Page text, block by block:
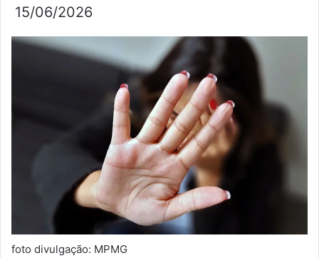
15/06/2026
foto divulgação: MPMG